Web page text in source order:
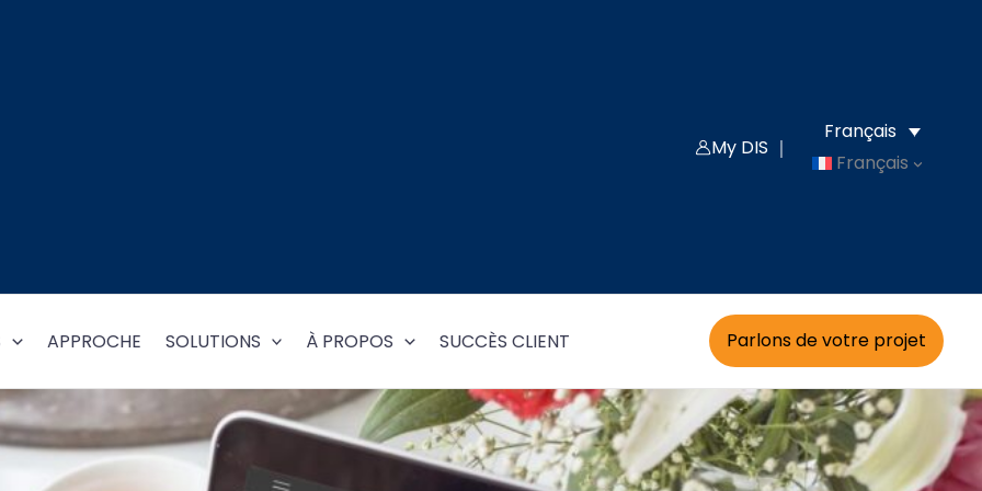
My DIS ｜
Français
Français
APPROCHE SOLUTIONS À PROPOS SUCCÈS CLIENT Parlons de votre projet